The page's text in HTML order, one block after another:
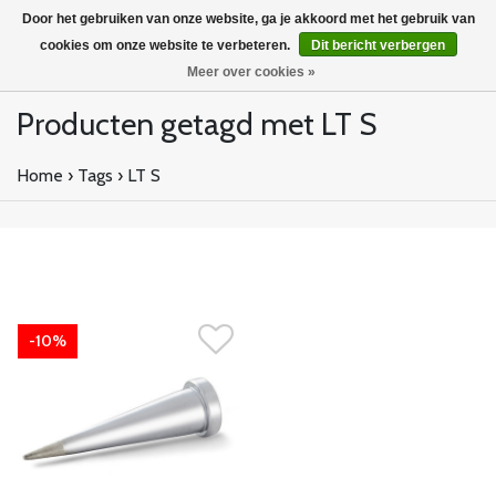
Producten getagd met LT S
Home › Tags › LT S
-10%
Door het gebruiken van onze website, ga je akkoord met het gebruik van
cookies om onze website te verbeteren.
Dit bericht verbergen
Meer over cookies »